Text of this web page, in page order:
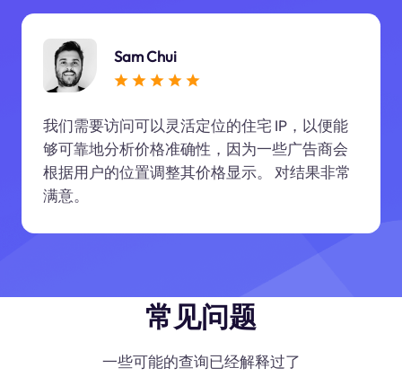
Sam Chui
我们需要访问可以灵活定位的住宅 IP，以便能
够可靠地分析价格准确性，因为一些广告商会
根据用户的位置调整其价格显示。 对结果非常
满意。
常见问题
一些可能的查询已经解释过了